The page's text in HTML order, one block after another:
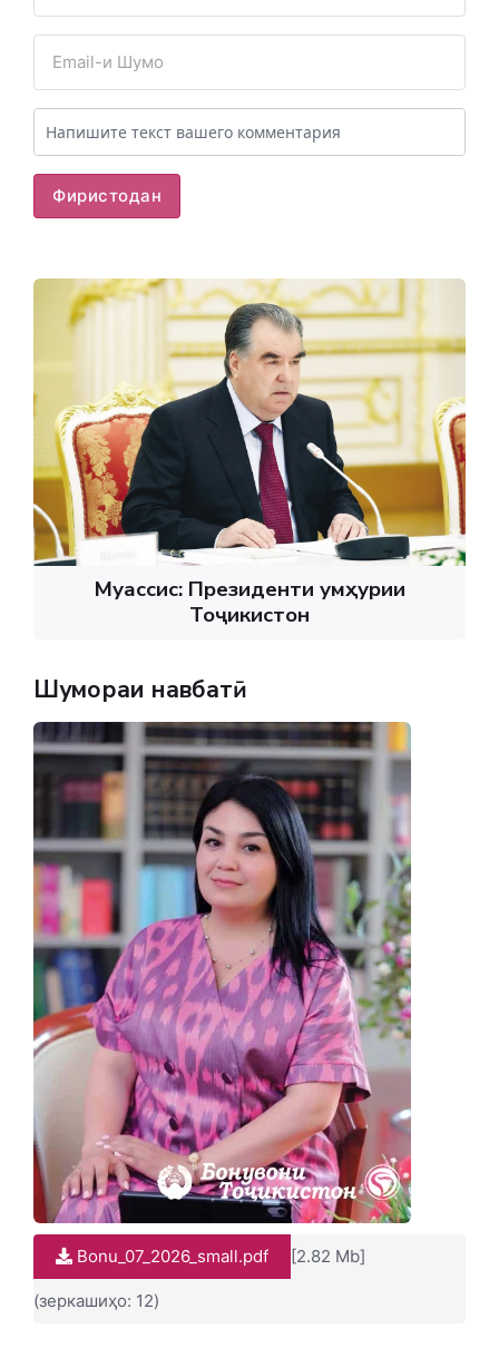
Фиристодан
Муассис: Президенти Ҷумҳурии
Тоҷикистон
Шумораи навбатӣ
Bonu_07_2026_small.pdf [2.82 Mb]
(зеркашиҳо: 12)